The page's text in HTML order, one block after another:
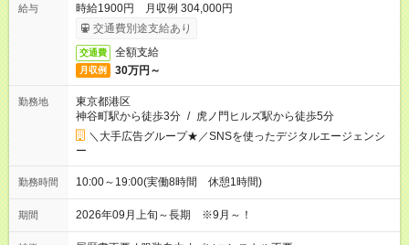
給与
時給1900円 月収例 304,000円
交通費別途支給あり
交通費 全額支給
月収例 30万円～
勤務地
東京都港区
神谷町駅から徒歩3分 / 虎ノ門ヒルズ駅から徒歩5分
＼大手広告グループ★／SNSを使ったデジタルエージェンシ
ー
勤務時間 10:00～19:00(実働8時間 休憩1時間)
期間 2026年09月上旬～長期 ※9月～！